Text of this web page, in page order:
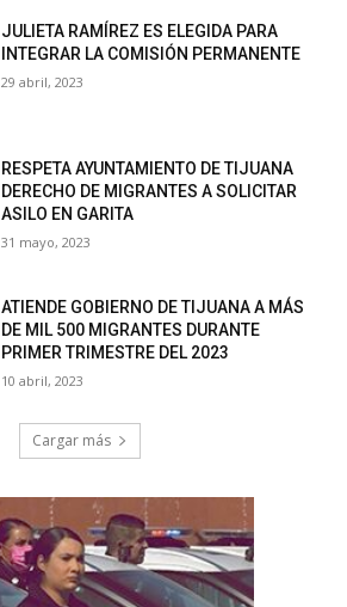
JULIETA RAMÍREZ ES ELEGIDA PARA
INTEGRAR LA COMISIÓN PERMANENTE
29 abril, 2023
RESPETA AYUNTAMIENTO DE TIJUANA
DERECHO DE MIGRANTES A SOLICITAR
ASILO EN GARITA
31 mayo, 2023
ATIENDE GOBIERNO DE TIJUANA A MÁS
DE MIL 500 MIGRANTES DURANTE
PRIMER TRIMESTRE DEL 2023
10 abril, 2023
Cargar más